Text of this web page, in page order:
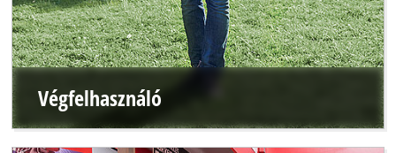
Végfelhasználó